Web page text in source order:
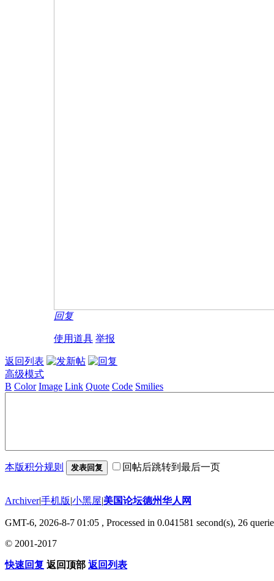
回复
使用道具 举报
返回列表
高级模式
B Color Image Link Quote Code Smilies
本版积分规则 发表回复 回帖后跳转到最后一页
Archiver|手机版|小黑屋|美国论坛德州华人网
GMT-6, 2026-8-7 01:05 , Processed in 0.041581 second(s), 26
© 2001-2017
快速回复 返回顶部 返回列表